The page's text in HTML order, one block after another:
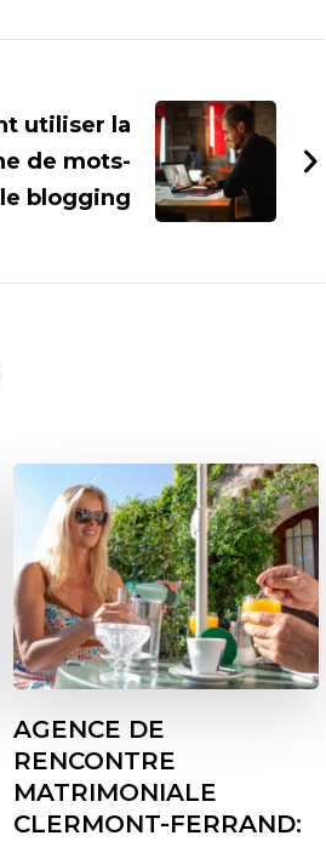
utiliser la
de mots-
blogging
AGENCE DE
RENCONTRE
MATRIMONIALE
CLERMONT-FERRAND: